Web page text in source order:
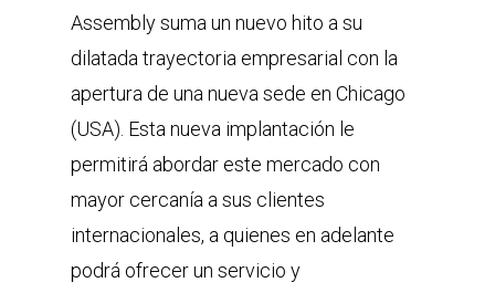
Assembly suma un nuevo hito a su
dilatada trayectoria empresarial con la
apertura de una nueva sede en Chicago
(USA). Esta nueva implantación le
permitirá abordar este mercado con
mayor cercanía a sus clientes
internacionales, a quienes en adelante
podrá ofrecer un servicio y